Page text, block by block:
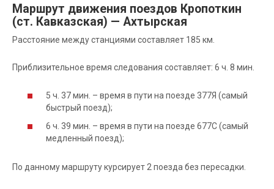
Маршрут движения поездов Кропоткин
(ст. Кавказская) — Ахтырская
Расстояние между станциями составляет 185 км.
Приблизительное время следования составляет: 6 ч. 8 мин.
5 ч. 37 мин. – время в пути на поезде 377Я (самый
быстрый поезд);
6 ч. 39 мин. – время в пути на поезде 677С (самый
медленный поезд);
По данному маршруту курсирует 2 поезда без пересадки.